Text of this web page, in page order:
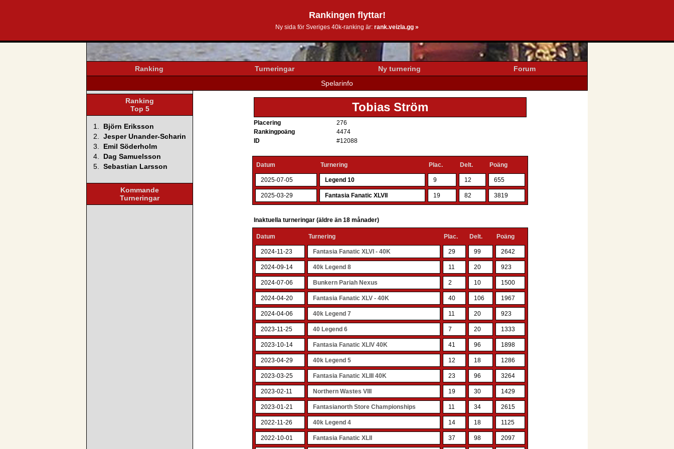
Rankingen flyttar!
Ny sida för Sveriges 40k-ranking är: rank.veizla.gg »
svenska40k.se
Ranking Turneringar Ny turnering
Forum
Spelarinfo
Ranking
Top 5
1.
Björn Eriksson
2. Jesper Unander-Scharin
3.
Emil Söderholm
4.
Dag Samuelsson
5. Sebastian Larsson
Kommande
Turneringar
Tobias Ström
Placering
276
Rankingpoäng
4474
ID
#12088
Datum Turnering Plac. Delt. Poäng
2025-07-05 Legend 10 9 12 655
2025-03-29 Fantasia Fanatic XLVII 19 82 3819
Inaktuella turneringar (äldre än 18 månader)
Datum Turnering Plac. Delt. Poäng
2024-11-23 Fantasia Fanatic XLVI - 40K 29 99 2642
2024-09-14 40k Legend 8 11 20 923
2024-07-06 Bunkern Pariah Nexus 2 10 1500
2024-04-20 Fantasia Fanatic XLV - 40K 40 106 1967
2024-04-06 40k Legend 7 11 20 923
2023-11-25 40 Legend 6 7 20 1333
2023-10-14 Fantasia Fanatic XLIV 40K 41 96 1898
2023-04-29 40k Legend 5 12 18 1286
2023-03-25 Fantasia Fanatic XLIII 40K 23 96 3264
2023-02-11 Northern Wastes VIII 19 30 1429
2023-01-21 Fantasianorth Store Championships 11 34 2615
2022-11-26 40k Legend 4 14 18 1125
2022-10-01 Fantasia Fanatic XLII 37 98 2097